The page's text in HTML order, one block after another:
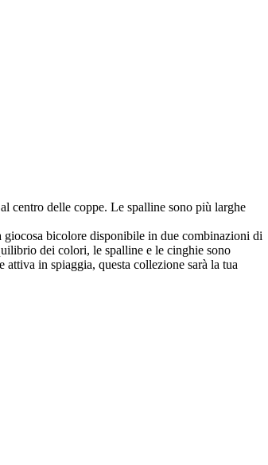
centro delle coppe. Le spalline sono più larghe
bicolore disponibile in due combinazioni di
dei colori, le spalline e le cinghie sono
in spiaggia, questa collezione sarà la tua